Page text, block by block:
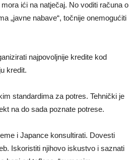
ići na natječaj. No voditi računa o
„javne nabave“, točnije onemogućiti
najpovoljnije kredite kod
kredit.
standardima za potres. Tehnički je
na do sada poznate potrese.
i Japance konsultirati. Dovesti
Iskoristiti njihovo iskustvo i saznati